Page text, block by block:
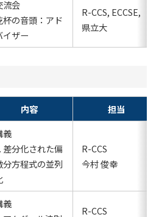
流会
杯の音頭：アド
イザー
R-CCS, ECCSE,
県立大
内容 担当
義
差分化された偏
分方程式の並列
R-CCS
今村 俊幸
義
R-CCS